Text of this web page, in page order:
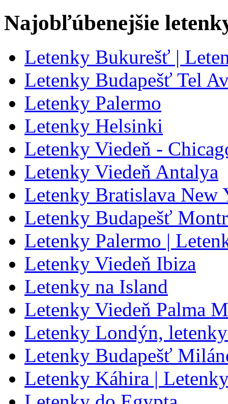
Najobľúbenejšie
Letenky Bukurešť |
Letenky Budapešť Tel
Letenky Palermo
Letenky Helsinki
Letenky Viedeň -
Letenky Viedeň Antalya
Letenky Bratislava New
Letenky Budapešť
Letenky Palermo |
Letenky Viedeň Ibiza
Letenky na Island
Letenky Viedeň Palma
Letenky Londýn,
Letenky Budapešť
Letenky Káhira |